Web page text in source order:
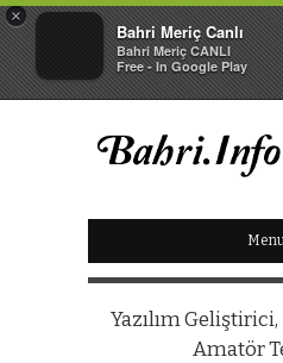
×
Bahri Meriç Canlı
Bahri Meriç CANLI
Free - In Google Play
BAHRI
KIŞISEL
Yazılım
Amatör